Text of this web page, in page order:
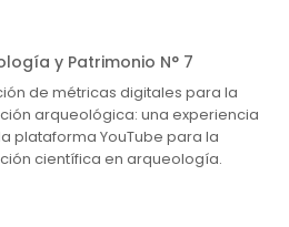
y Patrimonio N° 7
de métricas digitales para la
arqueológica: una experiencia
plataforma YouTube para la
científica en arqueología.